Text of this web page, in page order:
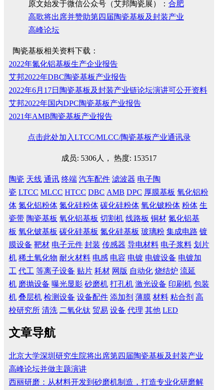
原文始发于微信公众号（艾邦陶瓷展）： 合肥
高歌将出席并赞助第四届陶瓷基板及封装产业
高峰论坛
陶瓷基板相关资料下载：
2022年氮化铝基板生产企业报告
艾邦2022年DBC陶瓷基板产业报告
2022年6月17日陶瓷基板及封装产业链论坛演讲可公开资料
艾邦2022年国内DPC陶瓷基板产业报告
2021年AMB陶瓷基板产业报告
点击此处加入LTCC/MLCC/陶瓷基板产业通讯录
成员: 5306人， 热度: 153517
陶瓷 天线 通讯 终端 汽车配件 滤波器 电子陶
瓷 LTCC MLCC HTCC DBC AMB DPC 厚膜基板 氧化铝粉
体 氮化铝粉体 氮化硅粉体 碳化硅粉体 氧化铍粉体 粉体 生
瓷带 陶瓷基板 氧化铝基板 切割机 线路板 铜材 氮化铝基
板 氧化铍基板 碳化硅基板 氮化硅基板 玻璃粉 集成电路 镀
膜设备 靶材 电子元件 封装 传感器 导电材料 电子浆料 划片
机 稀土氧化物 耐火材料 电感 电容 电镀 电镀设备 电镀加
工 代工 等离子设备 贴片 耗材 网版 自动化 烧结炉 流延
机 磨抛设备 曝光显影 砂磨机 打孔机 激光设备 印刷机 包装
机 叠层机 检测设备 设备配件 添加剂 薄膜 材料 粘合剂 高
校研究所 清洗 二氧化钛 贸易 设备 代理 其他 LED
文章导航
北京大学深圳研究生院将出席第四届陶瓷基板及封装产业
高峰论坛并做主题演讲
西丽研磨：从材料开发到砂磨机制造，打造专业化研磨解